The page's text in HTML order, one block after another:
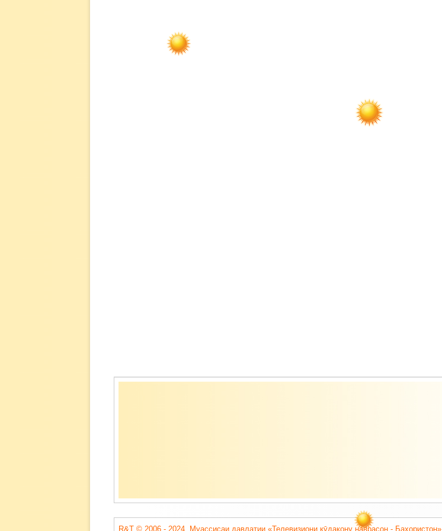
Содержимое
R&T © 2006 - 2024. Муассисаи давлатии «Телевизиони кӯдакону наврасон - Баҳористон».